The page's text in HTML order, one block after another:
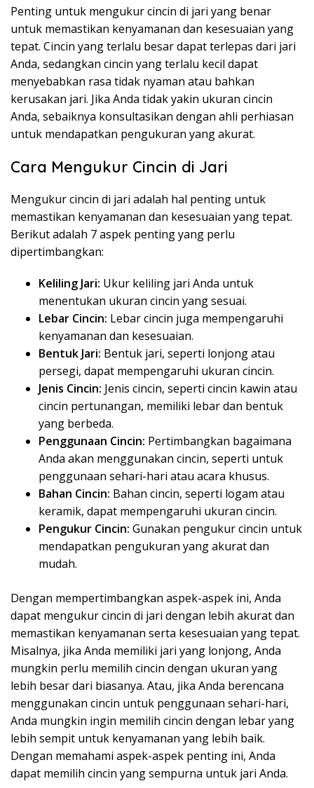
Penting untuk mengukur cincin di jari yang benar
untuk memastikan kenyamanan dan kesesuaian yang
tepat. Cincin yang terlalu besar dapat terlepas dari jari
Anda, sedangkan cincin yang terlalu kecil dapat
menyebabkan rasa tidak nyaman atau bahkan
kerusakan jari. Jika Anda tidak yakin ukuran cincin
Anda, sebaiknya konsultasikan dengan ahli perhiasan
untuk mendapatkan pengukuran yang akurat.
Cara Mengukur Cincin di Jari
Mengukur cincin di jari adalah hal penting untuk
memastikan kenyamanan dan kesesuaian yang tepat.
Berikut adalah 7 aspek penting yang perlu
dipertimbangkan:
Keliling Jari: Ukur keliling jari Anda untuk
menentukan ukuran cincin yang sesuai.
Lebar Cincin: Lebar cincin juga mempengaruhi
kenyamanan dan kesesuaian.
Bentuk Jari: Bentuk jari, seperti lonjong atau
persegi, dapat mempengaruhi ukuran cincin.
Jenis Cincin: Jenis cincin, seperti cincin kawin atau
cincin pertunangan, memiliki lebar dan bentuk
yang berbeda.
Penggunaan Cincin: Pertimbangkan bagaimana
Anda akan menggunakan cincin, seperti untuk
penggunaan sehari-hari atau acara khusus.
Bahan Cincin: Bahan cincin, seperti logam atau
keramik, dapat mempengaruhi ukuran cincin.
Pengukur Cincin: Gunakan pengukur cincin untuk
mendapatkan pengukuran yang akurat dan
mudah.
Dengan mempertimbangkan aspek-aspek ini, Anda
dapat mengukur cincin di jari dengan lebih akurat dan
memastikan kenyamanan serta kesesuaian yang tepat.
Misalnya, jika Anda memiliki jari yang lonjong, Anda
mungkin perlu memilih cincin dengan ukuran yang
lebih besar dari biasanya. Atau, jika Anda berencana
menggunakan cincin untuk penggunaan sehari-hari,
Anda mungkin ingin memilih cincin dengan lebar yang
lebih sempit untuk kenyamanan yang lebih baik.
Dengan memahami aspek-aspek penting ini, Anda
dapat memilih cincin yang sempurna untuk jari Anda.